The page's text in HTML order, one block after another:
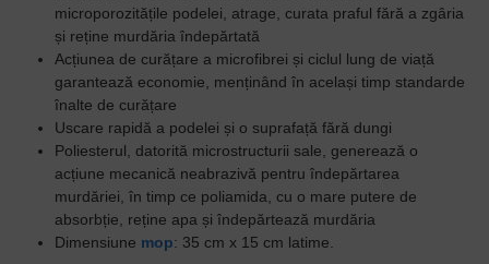
microporozitățile podelei, atrage, curata praful fără a zgâria
și reține murdăria îndepărtată
Acțiunea de curățare a microfibrei și ciclul lung de viață
garantează economie, menținând în același timp standarde
înalte de curățare
Uscare rapidă a podelei și o suprafață fără dungi
Poliesterul, datorită microstructurii sale, generează o
acțiune mecanică neabrazivă pentru îndepărtarea
murdăriei, în timp ce poliamida, cu o mare putere de
absorbție, reține apa și îndepărtează murdăria
Dimensiune mop: 35 cm x 15 cm latime.